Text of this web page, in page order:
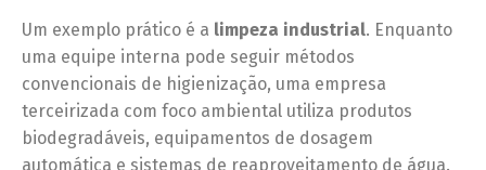
Um exemplo prático é a limpeza industrial. Enquanto
uma equipe interna pode seguir métodos
convencionais de higienização, uma empresa
terceirizada com foco ambiental utiliza produtos
biodegradáveis, equipamentos de dosagem
automática e sistemas de reaproveitamento de água.